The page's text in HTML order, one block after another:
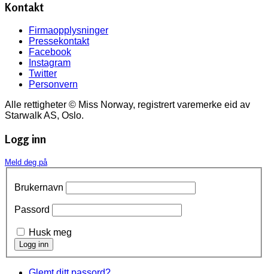
Kontakt
Firmaopplysninger
Pressekontakt
Facebook
Instagram
Twitter
Personvern
Alle rettigheter © Miss Norway, registrert varemerke eid av
Starwalk AS, Oslo.
Logg inn
Meld deg på
Brukernavn
Passord
Husk meg